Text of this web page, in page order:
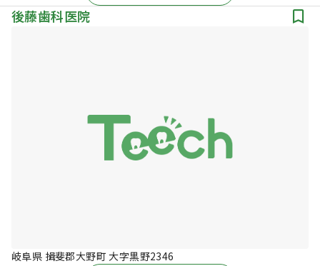
後藤歯科医院
岐阜県 揖斐郡大野町 大字黒野2346